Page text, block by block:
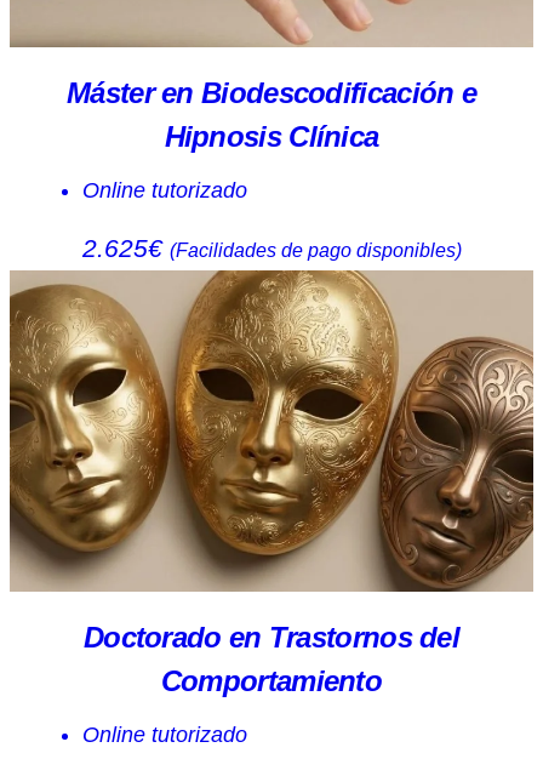
Máster en Biodescodificación e
Hipnosis Clínica
Online tutorizado
2.625€ (Facilidades de pago disponibles)
Doctorado en Trastornos del
Comportamiento
Online tutorizado